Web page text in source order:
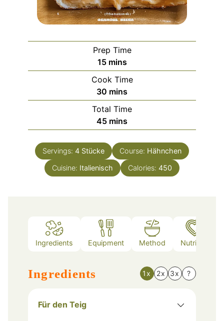
Prep Time
15minutes
mins
Cook Time
30 minutes
mins
Total Time
45minutes
mins
Servings: 4 Stücke Course: Hähnchen
Cuisine: Italienisch Calories: 450
Ingredients Equipment Method Nutrition
Ingredients 1x 2x 3x ?
Für den Teig